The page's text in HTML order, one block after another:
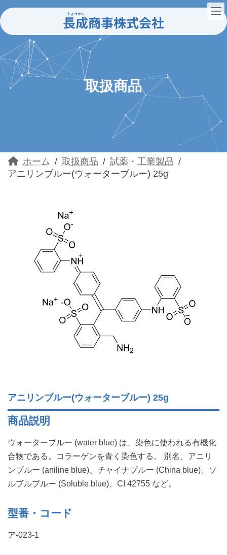
ン
テ
ン
ス
キ
ッ
ビ
ゲ
ー
ン
に
移
取扱商品
ホーム 取扱商品
試薬・工業製品
アニリンブルー(ウォーターブルー) 25g
アニリンブルー(ウォーターブルー) 25g
商品説明
ウォーターブルー (water blue) は、染色に使われる有機化
合物である。コラーゲンを青く染色する。 別名、アニリ
ンブルー (aniline blue)、チャイナブルー (China blue)、ソ
ルブルブルー (Soluble blue)、CI 42755 など。
型番・コード
ア-023-1